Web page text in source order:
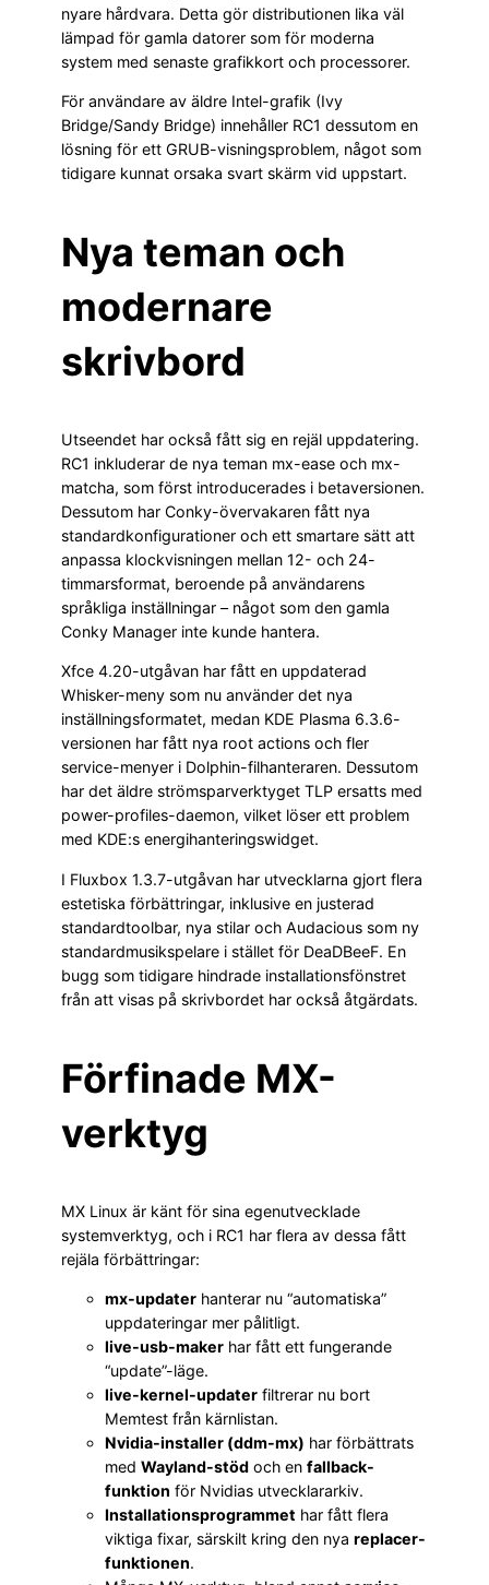
nyare hårdvara. Detta gör distributionen lika väl
lämpad för gamla datorer som för moderna
system med senaste grafikkort och processorer.
För användare av äldre Intel-grafik (Ivy
Bridge/Sandy Bridge) innehåller RC1 dessutom en
lösning för ett GRUB-visningsproblem, något som
tidigare kunnat orsaka svart skärm vid uppstart.
Nya teman och
modernare
skrivbord
Utseendet har också fått sig en rejäl uppdatering.
RC1 inkluderar de nya teman mx-ease och mx-
matcha, som först introducerades i betaversionen.
Dessutom har Conky-övervakaren fått nya
standardkonfigurationer och ett smartare sätt att
anpassa klockvisningen mellan 12- och 24-
timmarsformat, beroende på användarens
språkliga inställningar – något som den gamla
Conky Manager inte kunde hantera.
Xfce 4.20-utgåvan har fått en uppdaterad
Whisker-meny som nu använder det nya
inställningsformatet, medan KDE Plasma 6.3.6-
versionen har fått nya root actions och fler
service-menyer i Dolphin-filhanteraren. Dessutom
har det äldre strömsparverktyget TLP ersatts med
power-profiles-daemon, vilket löser ett problem
med KDE:s energihanteringswidget.
I Fluxbox 1.3.7-utgåvan har utvecklarna gjort flera
estetiska förbättringar, inklusive en justerad
standardtoolbar, nya stilar och Audacious som ny
standardmusikspelare i stället för DeaDBeeF. En
bugg som tidigare hindrade installationsfönstret
från att visas på skrivbordet har också åtgärdats.
Förfinade MX-
verktyg
MX Linux är känt för sina egenutvecklade
systemverktyg, och i RC1 har flera av dessa fått
rejäla förbättringar:
mx-updater hanterar nu “automatiska”
uppdateringar mer pålitligt.
live-usb-maker har fått ett fungerande
“update”-läge.
live-kernel-updater filtrerar nu bort
Memtest från kärnlistan.
Nvidia-installer (ddm-mx) har förbättrats
med Wayland-stöd och en fallback-
funktion för Nvidias utvecklararkiv.
Installationsprogrammet har fått flera
viktiga fixar, särskilt kring den nya replacer-
funktionen.